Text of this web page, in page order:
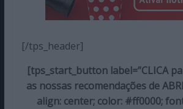
[/tps_header]
[tps_start_button label=”CLICA
as nossas recomendações de
align: center; color: #ff0000;